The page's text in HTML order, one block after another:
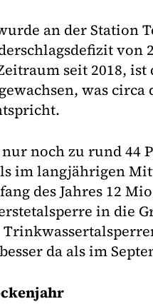
an der Station
seit 2018, ist
was circa
noch zu rund 44
im langjährigen
des Jahres 12
in die
da als im